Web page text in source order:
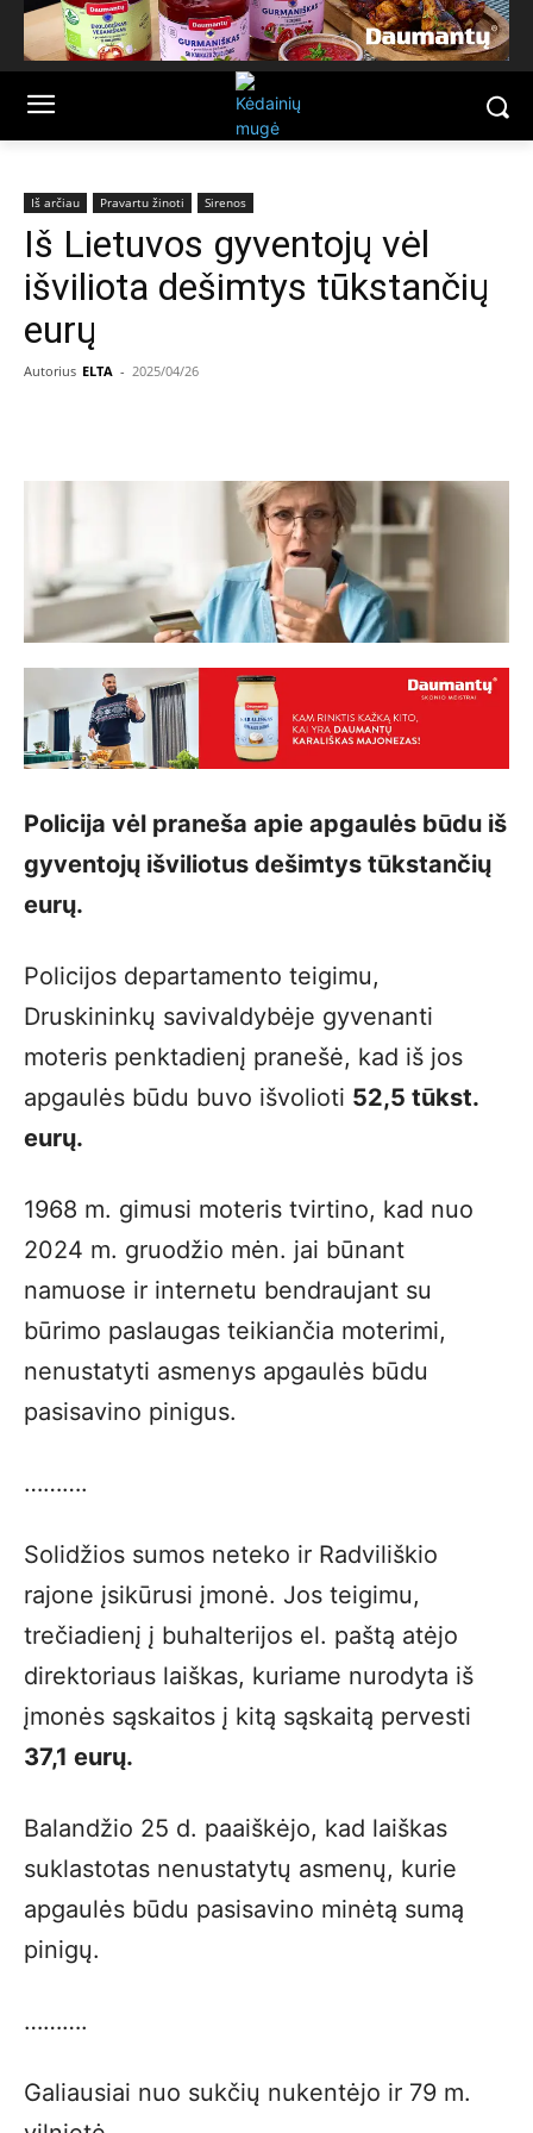
Iš arčiau Pravartu žinoti Sirenos
Iš Lietuvos gyventojų vėl
išviliota dešimtys tūkstančių
eurų
Autorius ELTA - 2025/04/26
Policija vėl praneša apie apgaulės būdu iš
gyventojų išviliotus dešimtys tūkstančių
eurų.
Policijos departamento teigimu,
Druskininkų savivaldybėje gyvenanti
moteris penktadienį pranešė, kad iš jos
apgaulės būdu buvo išvolioti 52,5 tūkst.
eurų.
1968 m. gimusi moteris tvirtino, kad nuo
2024 m. gruodžio mėn. jai būnant
namuose ir internetu bendraujant su
būrimo paslaugas teikiančia moterimi,
nenustatyti asmenys apgaulės būdu
pasisavino pinigus.
……….
Solidžios sumos neteko ir Radviliškio
rajone įsikūrusi įmonė. Jos teigimu,
trečiadienį į buhalterijos el. paštą atėjo
direktoriaus laiškas, kuriame nurodyta iš
įmonės sąskaitos į kitą sąskaitą pervesti
37,1 eurų.
Balandžio 25 d. paaiškėjo, kad laiškas
suklastotas nenustatytų asmenų, kurie
apgaulės būdu pasisavino minėtą sumą
pinigų.
……….
Galiausiai nuo sukčių nukentėjo ir 79 m.